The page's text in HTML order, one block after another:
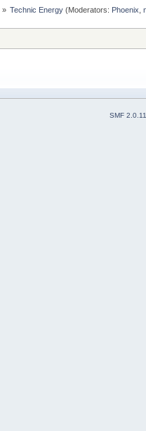
» Technic Energy(Moderators: Phoenix
SMF 2.0.11